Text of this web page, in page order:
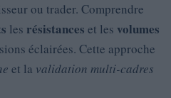
ou trader. Comprendre
les résistances et les volumes
éclairées. Cette approche
et la validation multi-cadres